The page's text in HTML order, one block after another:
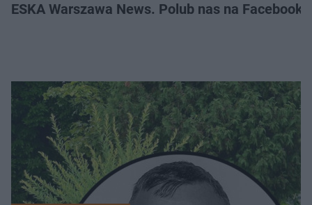
ESKA Warszawa News. Polub nas na